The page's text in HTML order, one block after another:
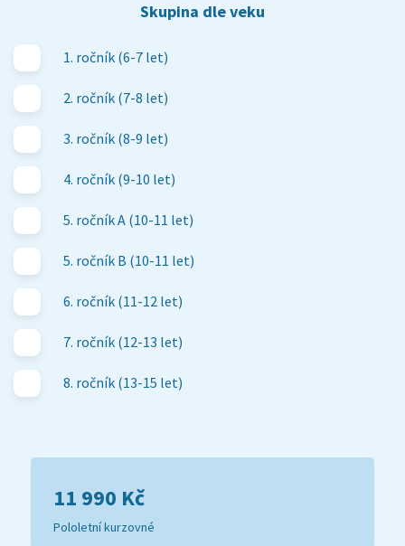
Skupina dle veku
1. ročník (6-7 let)
2. ročník (7-8 let)
3. ročník (8-9 let)
4. ročník (9-10 let)
5. ročník A (10-11 let)
5. ročník B (10-11 let)
6. ročník (11-12 let)
7. ročník (12-13 let)
8. ročník (13-15 let)
11 990 Kč
Pololetní kurzovné